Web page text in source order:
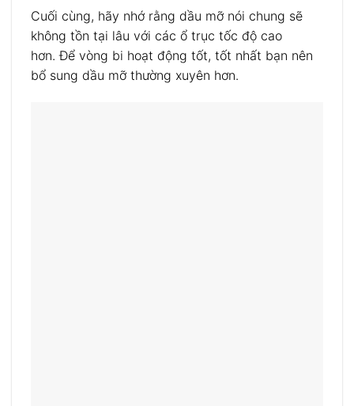
Cuối cùng, hãy nhớ rằng dầu mỡ nói chung sẽ
không tồn tại lâu với các ổ trục tốc độ cao
hơn. Để vòng bi hoạt động tốt, tốt nhất bạn nên
bổ sung dầu mỡ thường xuyên hơn.